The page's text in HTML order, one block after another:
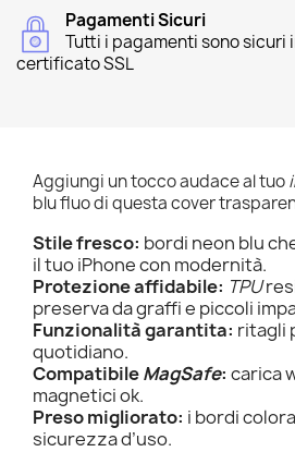
Pagamenti Sicuri
Tutti i pagamenti sono
certificato SSL
Aggiungi un tocco audace al tuo
blu fluo di questa cover
Stile fresco: bordi neon blu
il tuo iPhone con modernità.
Protezione affidabile: TPU
preserva da graffi e piccoli
Funzionalità garantita: ritagli
quotidiano.
CompatibileMagSafe: carica
magnetici ok.
Preso migliorato: i bordi
sicurezza d’uso.